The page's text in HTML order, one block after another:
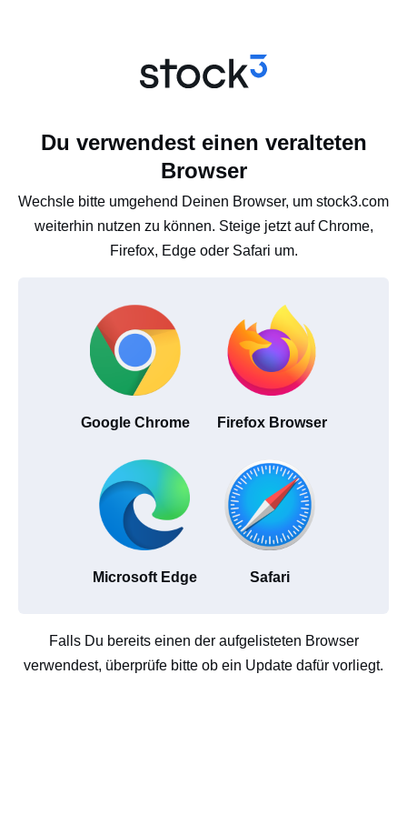
Du verwendest einen veralteten
Browser
Wechsle bitte umgehend Deinen Browser, um stock3.com
weiterhin nutzen zu können. Steige jetzt auf Chrome,
Firefox, Edge oder Safari um.
Google Chrome Firefox Browser
Microsoft Edge Safari
Falls Du bereits einen der aufgelisteten Browser
verwendest, überprüfe bitte ob ein Update dafür vorliegt.